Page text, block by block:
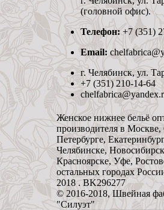
(головной офис).
Телефон: +7 (351)
Email:
г. Челябинск, ул.
+7 (351) 210-14-64
Женское нижнее бельё
производителя в Москве,
Петербурге,
Челябинске,
Красноярске, Уфе,
остальных городах
2018 . BK296277
© 2016-2018, Швейная
"Силуэт"